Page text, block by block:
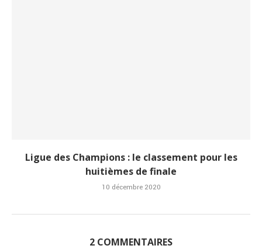
Ligue des Champions : le classement pour les
huitièmes de finale
10 décembre 2020
2 COMMENTAIRES